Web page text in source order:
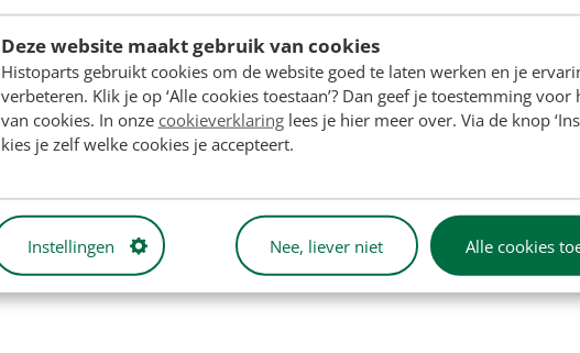
Deze website maakt gebruik van cookies
Histoparts gebruikt cookies om de website goed te laten werken en je
verbeteren. Klik je op ‘Alle cookies toestaan’? Dan geef je toestemming voor
van cookies. In onze cookieverklaringlees je hier meer over. Via de knop
kies je zelf welke cookies je accepteert.
Instellingen Nee, liever niet Alle cookies